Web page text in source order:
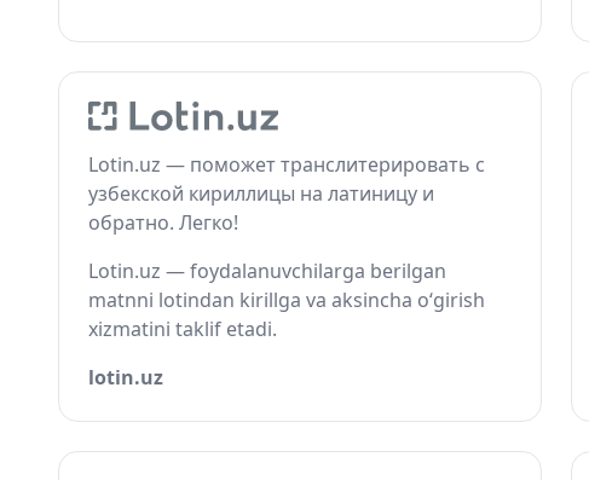
Lotin.uz — поможет транслитерировать с
узбекской кириллицы на латиницу и
обратно. Легко!
Lotin.uz — foydalanuvchilarga berilgan
matnni lotindan kirillga va aksincha o‘girish
xizmatini taklif etadi.
lotin.uz